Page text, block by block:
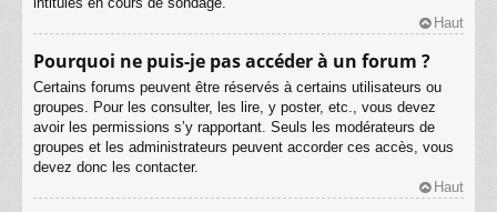
Haut
Pourquoi ne puis-je pas accéder à un forum ?
Certains forums peuvent être réservés à certains utilisateurs ou
groupes. Pour les consulter, les lire, y poster, etc., vous devez
avoir les permissions s’y rapportant. Seuls les modérateurs de
groupes et les administrateurs peuvent accorder ces accès, vous
devez donc les contacter.
Haut